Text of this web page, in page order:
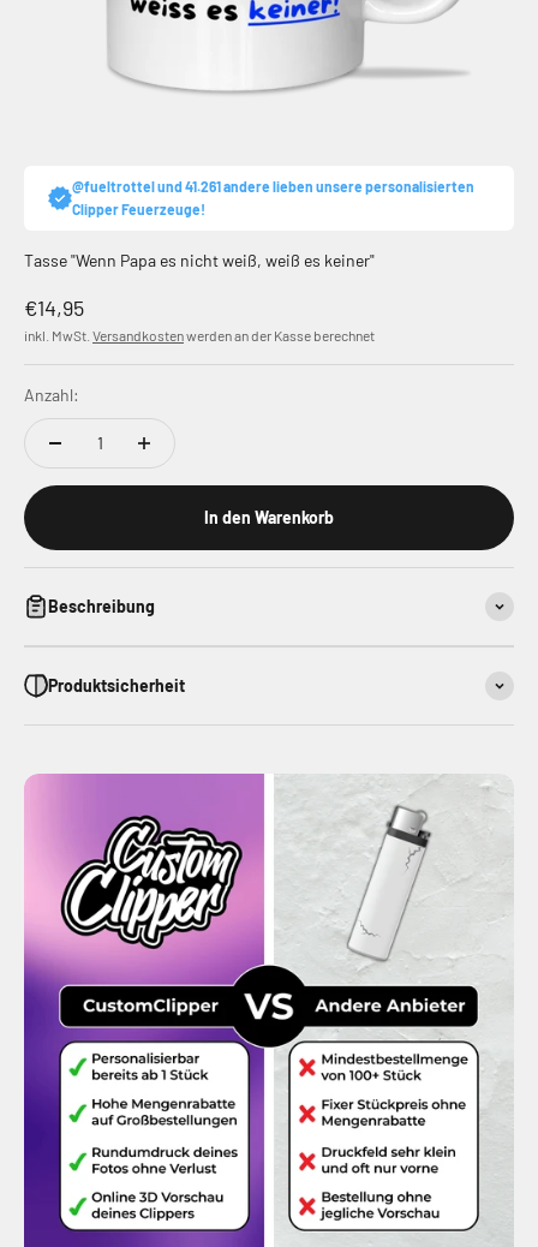
@fueltrottel und 41.261 andere lieben unsere personalisierten
Clipper Feuerzeuge!
Tasse "Wenn Papa es nicht weiß, weiß es keiner"
Angebot
€14,95
inkl. MwSt. Versandkostenwerden an der Kasse berechnet
Anzahl:
In den Warenkorb
Beschreibung
Produktsicherheit